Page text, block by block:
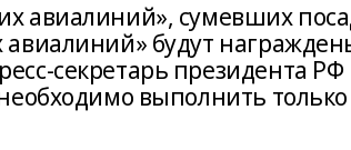
авиалиний», сумевших
авиалиний» будут
секретарь президента РФ
выполнить